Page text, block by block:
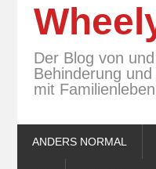
Der Blog von
Behinderung
mit Familienleben
ANDERS NORMAL